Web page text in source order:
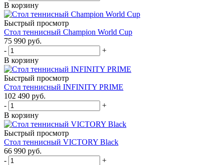
В корзину
Быстрый просмотр
Стол теннисный Champion World Cup
75 990 руб.
-
+
В корзину
Быстрый просмотр
Стол теннисный INFINITY PRIME
102 490 руб.
-
+
В корзину
Быстрый просмотр
Стол теннисный VICTORY Black
66 990 руб.
-
+